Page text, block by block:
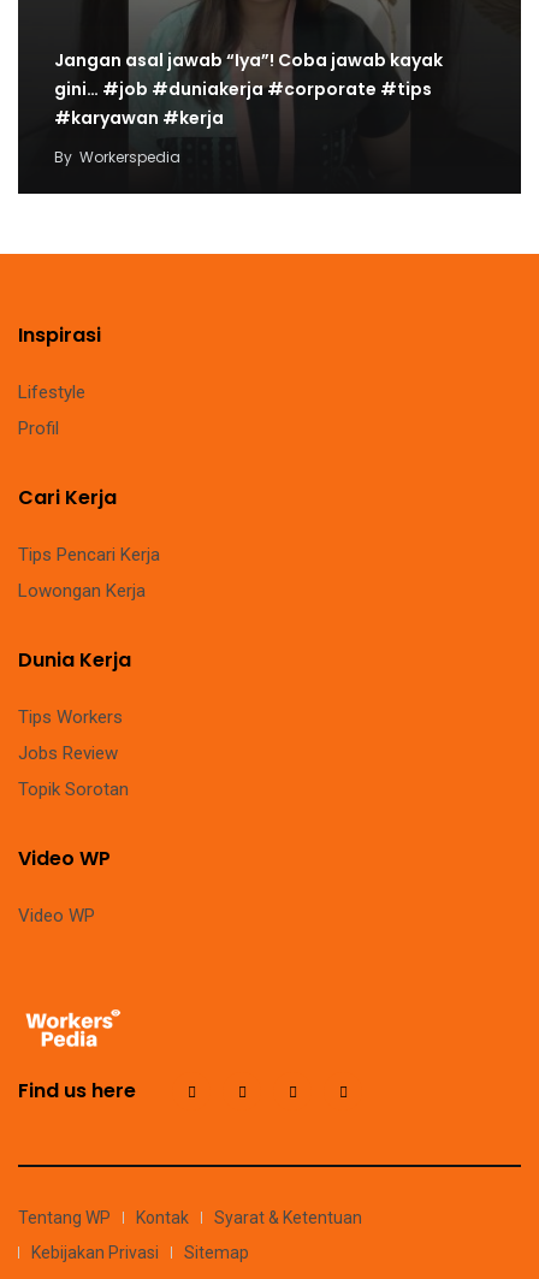
Jangan asal jawab “Iya”! Coba jawab kayak
gini… #job #duniakerja #corporate #tips
#karyawan #kerja
By Workerspedia
Inspirasi
Lifestyle
Profil
Cari Kerja
Tips Pencari Kerja
Lowongan Kerja
Dunia Kerja
Tips Workers
Jobs Review
Topik Sorotan
Video WP
Video WP
Find us here
Tentang WP Kontak
Syarat & Ketentuan
Kebijakan Privasi
Sitemap